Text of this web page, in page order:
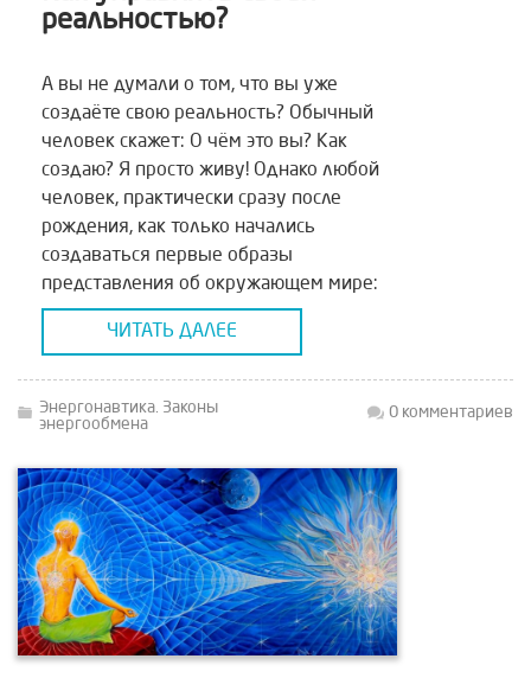
реальностью?
А вы не думали о том, что вы уже
создаёте свою реальность? Обычный
человек скажет: О чём это вы? Как
создаю? Я просто живу! Однако любой
человек, практически сразу после
рождения, как только начались
создаваться первые образы
представления об окружающем мире:
тепло — холодно, комфортно —
некомфортно, голодно-сыто; уже
неосознанно. Так […]
ЧИТАТЬ ДАЛЕЕ
Энергонавтика. Законы
энергообмена
0 комментариев